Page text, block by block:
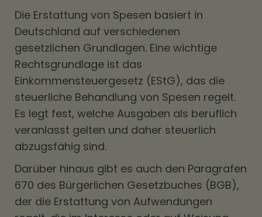
Die Erstattung von Spesen basiert in
Deutschland auf verschiedenen
gesetzlichen Grundlagen. Eine wichtige
Rechtsgrundlage ist das
Einkommensteuergesetz (EStG), das die
steuerliche Behandlung von Spesen regelt.
Es legt fest, welche Ausgaben als beruflich
veranlasst gelten und daher steuerlich
abzugsfähig sind.
Darüber hinaus gibt es auch den Paragrafen
670 des Bürgerlichen Gesetzbuches (BGB),
der die Erstattung von Aufwendungen